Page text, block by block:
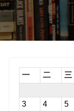
一 二 三
3
4 5